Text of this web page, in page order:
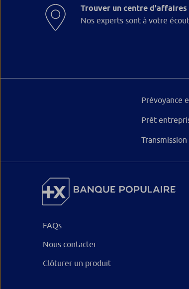
Trouver un centre d'affaires
Nos experts sont à votre
Prévoyance
Prêt
FAQs
Nous contacter
Clôturer un produit